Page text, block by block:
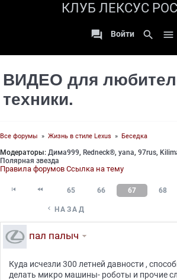
КЛУБ ЛЕКСУС
 Войти search 
ВИДЕО для
техники.
Все форумы » Жизнь в стиле Lexus » Беседка
Модераторы: Дима999, Redneck®, yana, 97rus,
Полярная звезда
Правила форумов Ссылка на тему
  65 66 67 68
 НАЗАД
пал палыч
Куда исчезли 300 летней давности ,
делать микро машины- роботы и прочие